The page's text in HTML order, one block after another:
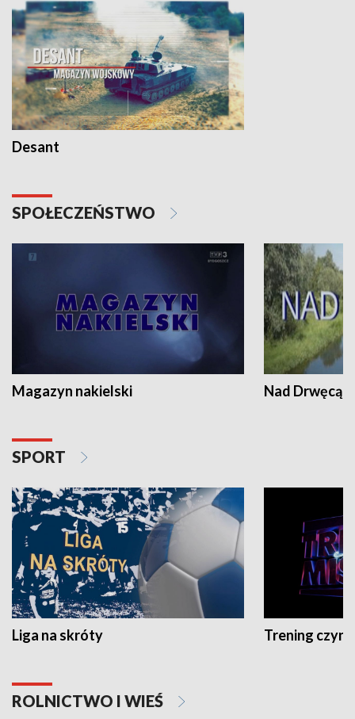
Desant
SPOŁECZEŃSTWO
Magazyn nakielski Nad Drwęcą
SPORT
Liga na skróty Trening czyni
ROLNICTWO I WIEŚ